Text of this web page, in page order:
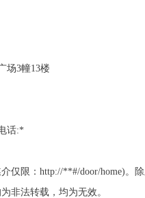
场3幢13楼
话:*
仅限：http://**#/door/home)。
非法转载，均为无效。